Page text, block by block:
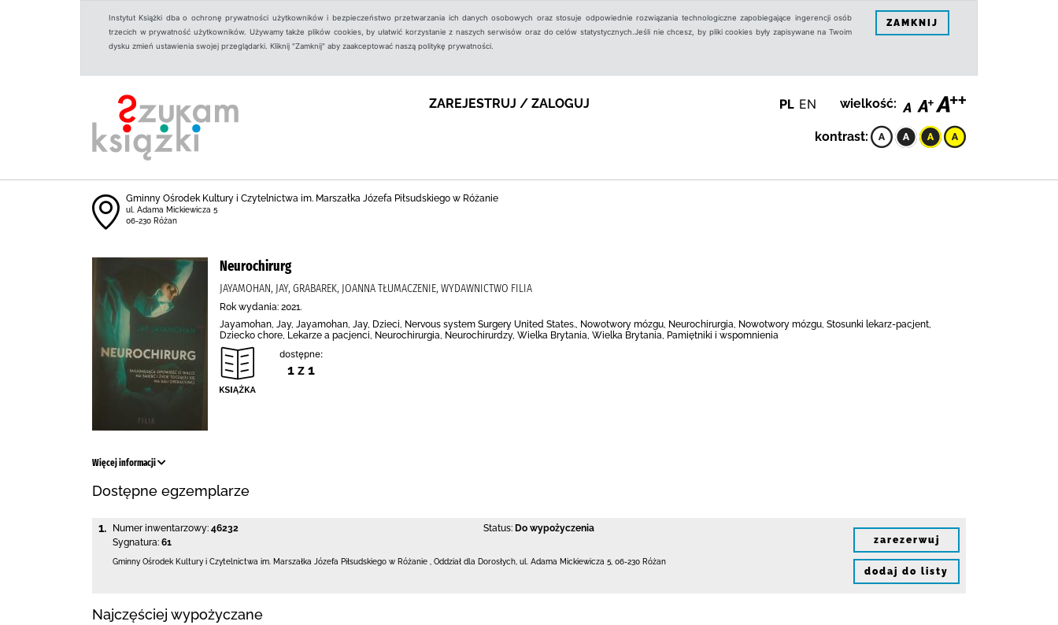
Instytut Książki dba o ochronę prywatności użytkowników i bezpieczeństwo przetwarzania ich danych osobowych oraz stosuje odpowiednie rozwiązania technologiczne zapobiegające ingerencji osób
trzecich w prywatność użytkowników. Używamy także plików cookies, by ułatwić korzystanie z naszych serwisów oraz do celów statystycznych.Jeśli nie chcesz, by pliki cookies były zapisywane na Twoim
dysku zmień ustawienia swojej przeglądarki. Kliknij "Zamknij" aby zaakceptować naszą politykę prywatności.
ZAMKNIJ
ZAREJESTRUJ / ZALOGUJ PL EN wielkość:
kontrast:
Gminny Ośrodek Kultury i Czytelnictwa im. Marszałka Józefa Piłsudskiego w Różanie
ul. Adama Mickiewicza 5
06-230 Różan
Neurochirurg
JAYAMOHAN, JAY, GRABAREK, JOANNA TŁUMACZENIE, WYDAWNICTWO FILIA
Rok wydania: 2021.
Jayamohan, Jay, Jayamohan, Jay, Dzieci, Nervous system Surgery United States., Nowotwory mózgu, Neurochirurgia, Nowotwory mózgu, Stosunki lekarz-pacjent,
Dziecko chore, Lekarze a pacjenci, Neurochirurgia, Neurochirurdzy, Wielka Brytania, Wielka Brytania, Pamiętniki i wspomnienia
dostępne:
1 z 1
Więcej informacji
Dostępne egzemplarze
1. Numer inwentarzowy: 46232
Sygnatura: 61
Status: Do wypożyczenia
Gminny Ośrodek Kultury i Czytelnictwa im. Marszałka Józefa Piłsudskiego w Różanie Oddział dla Dorosłych, ul. Adama Mickiewicza 5 06-230 Różan
zarezerwuj
dodaj do listy
Najczęściej wypożyczane